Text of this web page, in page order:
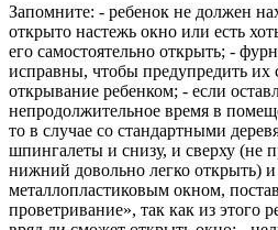
Запомните: - ребенок не должен
открыто настежь окно или есть
его самостоятельно открыть; -
исправны, чтобы предупредить их
открывание ребенком; - если
непродолжительное время в
то в случае со стандартными
шпингалеты и снизу, и сверху (не
нижний довольно легко открыть)
металлопластиковым окном,
проветривание», так как из этого